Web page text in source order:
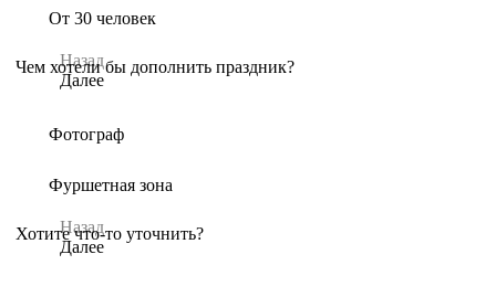
От 30 человек
Назад
Далее
Чем хотели бы дополнить праздник?
Фотограф
Фуршетная зона
Назад
Далее
Хотите что-то уточнить?